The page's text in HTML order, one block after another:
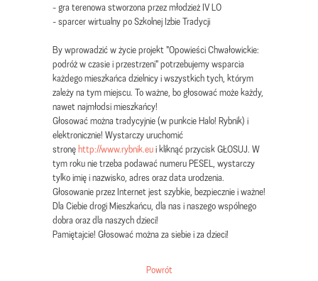
- gra terenowa stworzona przez młodzież IV LO
- sparcer wirtualny po Szkolnej Izbie Tradycji
By wprowadzić w życie projekt "Opowieści Chwałowickie:
podróż w czasie i przestrzeni" potrzebujemy wsparcia
każdego mieszkańca dzielnicy i wszystkich tych, którym
zależy na tym miejscu. To ważne, bo głosować może każdy,
nawet najmłodsi mieszkańcy!
Głosować można tradycyjnie (w punkcie Halo! Rybnik) i
elektronicznie! Wystarczy uruchomić
stronęhttp://www.rybnik.eui kliknąć przycisk GŁOSUJ. W
tym roku nie trzeba podawać numeru PESEL, wystarczy
tylko imię i nazwisko, adres oraz data urodzenia.
Głosowanie przez Internet jest szybkie, bezpiecznie i ważne!
Dla Ciebie drogi Mieszkańcu, dla nas i naszego wspólnego
dobra oraz dla naszych dzieci!
Pamiętajcie! Głosować można za siebie i za dzieci!
Powrót